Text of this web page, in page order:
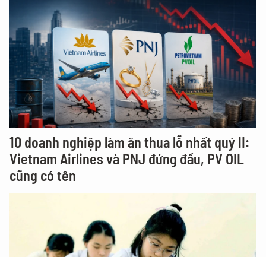
10 doanh nghiệp làm ăn thua lỗ nhất quý II:
Vietnam Airlines và PNJ đứng đầu, PV OIL
cũng có tên